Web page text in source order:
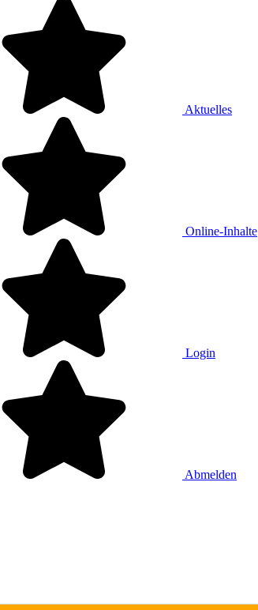
Aktuelles
Online-Inhalte
Login
Abmelden